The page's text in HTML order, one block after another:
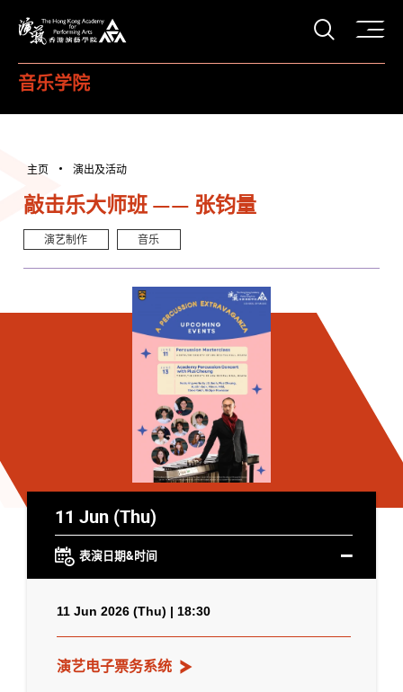
打开
音乐学院
主页 演出及活动
敲击乐大师班 —— 张钧量
演艺制作 音乐
11 Jun (Thu)
表演日期&时间
11 Jun 2026 (Thu) | 18:30
演艺电子票务系统